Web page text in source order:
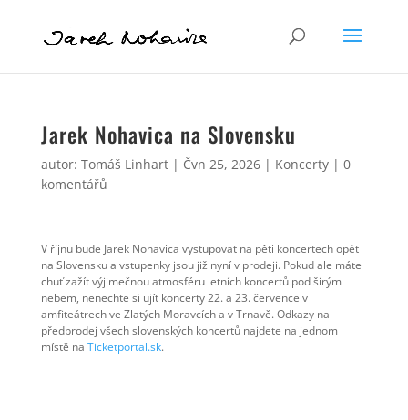
Jarek Nohavica na Slovensku
autor: Tomáš Linhart| Čvn 25, 2026| Koncerty| 0
komentářů
V říjnu bude Jarek Nohavica vystupovat na pěti koncertech opět
na Slovensku a vstupenky jsou již nyní v prodeji. Pokud ale máte
chuť zažít výjimečnou atmosféru letních koncertů pod širým
nebem, nenechte si ujít koncerty 22. a 23. července v
amfiteátrech ve Zlatých Moravcích a v Trnavě. Odkazy na
předprodej všech slovenských koncertů najdete na jednom
místě na Ticketportal.sk.